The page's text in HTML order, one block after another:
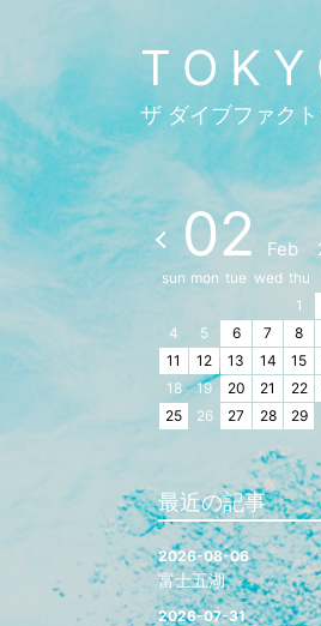
ザ ダイブファク
02 Feb
sun mon tue wed thu
1
4
5 6 7 8
11
12 13 14 15
18
19 20 21 22
25
26 27 28 29
最近の記事
2026-08-06
富士五湖
2026-07-31